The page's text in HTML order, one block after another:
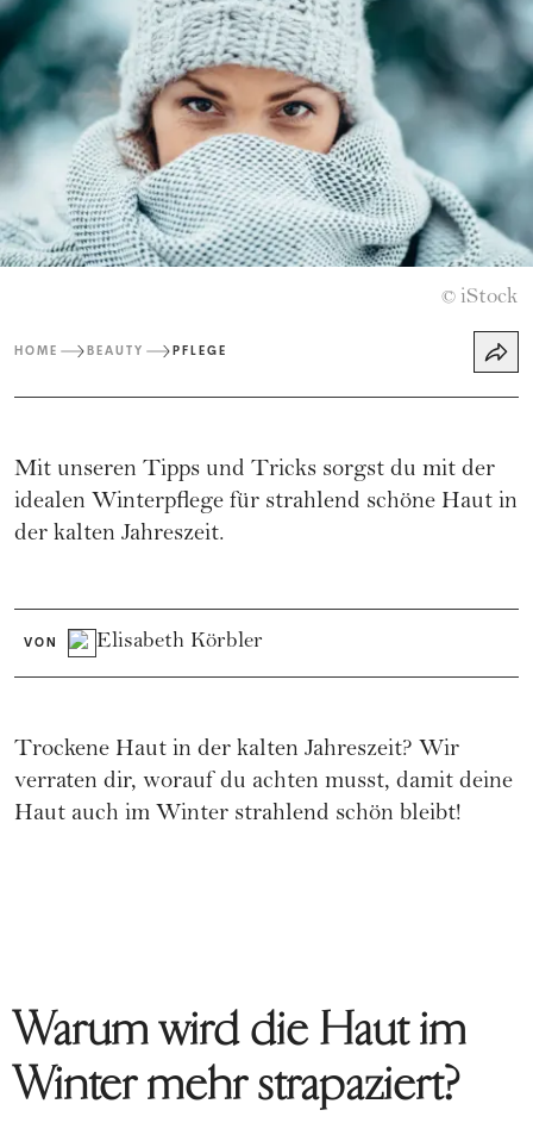
© iStock
HOME BEAUTY PFLEGE
Mit unseren Tipps und Tricks sorgst du mit der
idealen Winterpflege für strahlend schöne Haut in
der kalten Jahreszeit.
VON Elisabeth Körbler
Trockene Haut in der kalten Jahreszeit? Wir
verraten dir, worauf du achten musst, damit deine
Haut auch im Winter strahlend schön bleibt!
Warum wird die Haut im
Winter mehr strapaziert?